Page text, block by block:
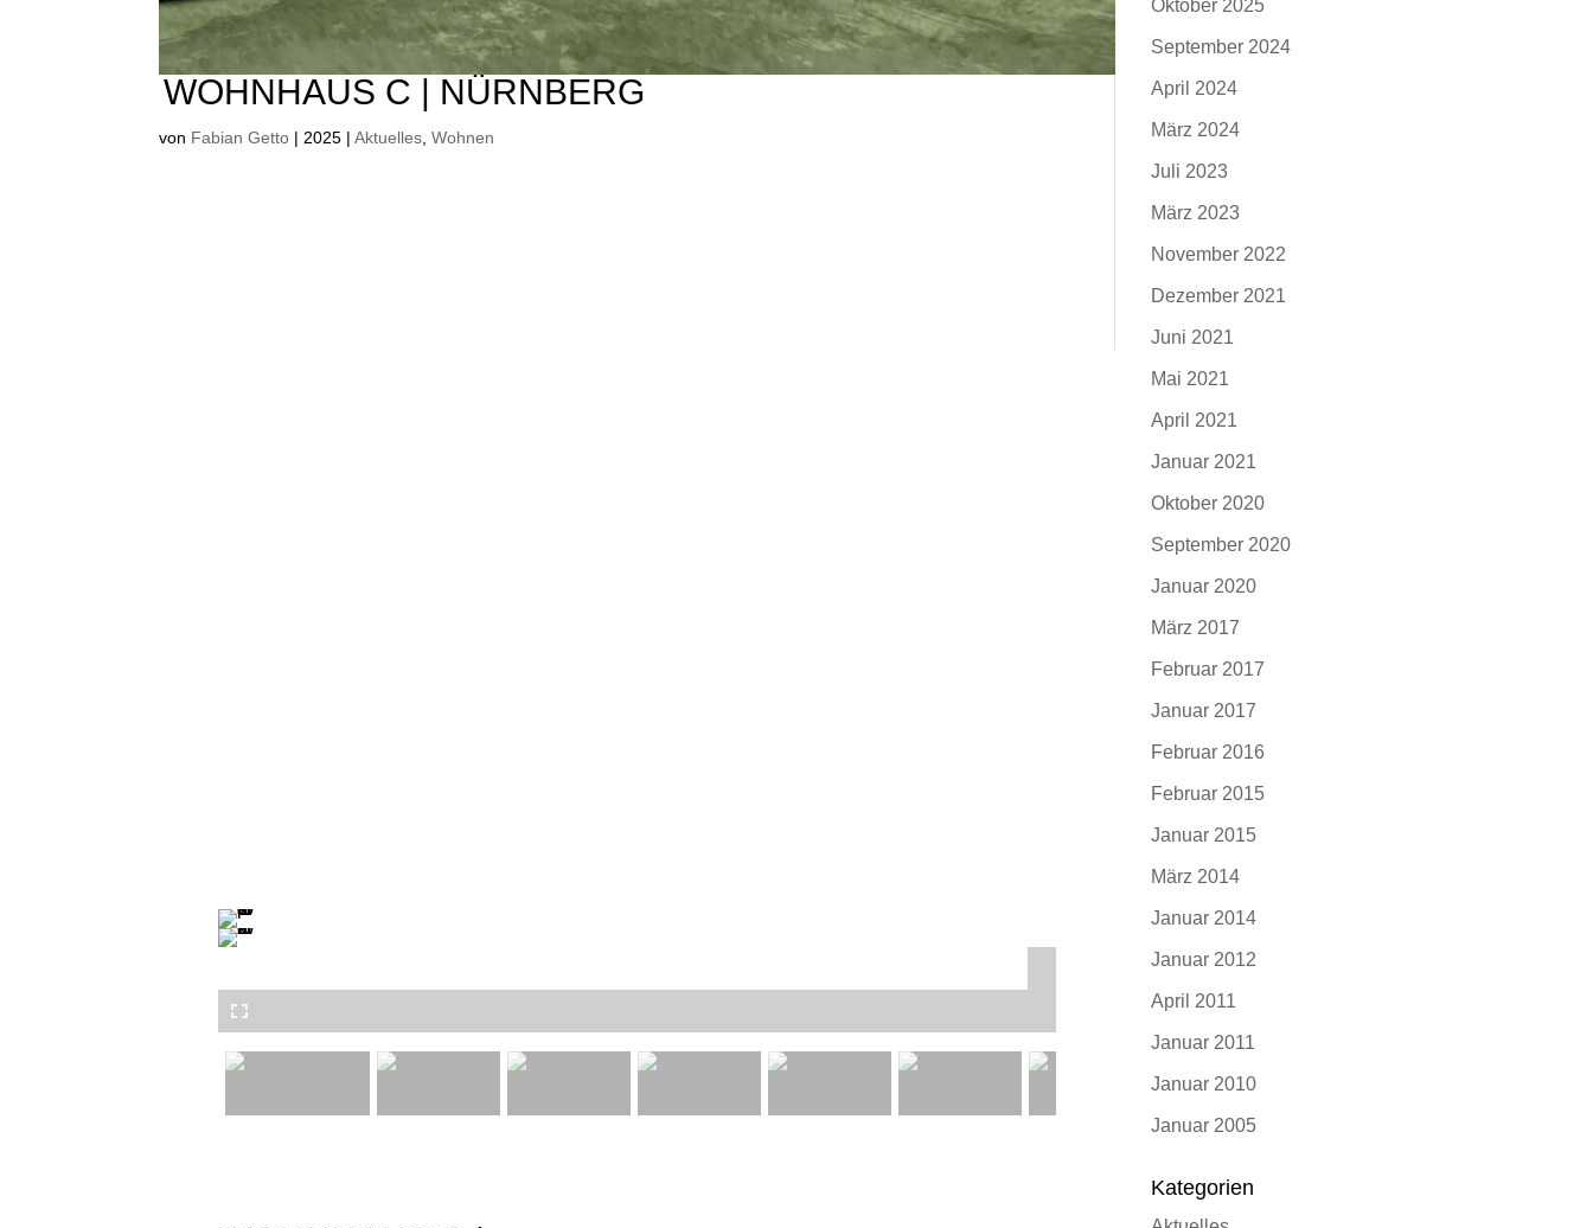
WOHNHAUS C | NÜRNBERG
von Fabian Getto |2025 |Aktuelles,Wohnen
Oktober 2025
September 2024
April 2024
März 2024
Juli 2023
März 2023
November 2022
Dezember 2021
Juni 2021
Mai 2021
April 2021
Januar 2021
Oktober 2020
September 2020
Januar 2020
März 2017
Februar 2017
Januar 2017
Februar 2016
Februar 2015
Januar 2015
März 2014
Januar 2014
Januar 2012
April 2011
Januar 2011
Januar 2010
Januar 2005
Kategorien